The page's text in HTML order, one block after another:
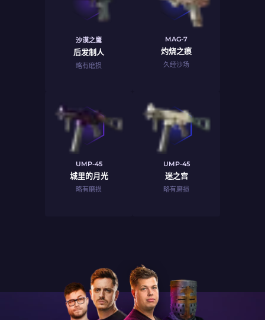
沙漠之鹰
后发制人
略有磨损
MAG-7
灼烧之痕
久经沙场
UMP-45
城里的月光
略有磨损
UMP-45
迷之宫
略有磨损